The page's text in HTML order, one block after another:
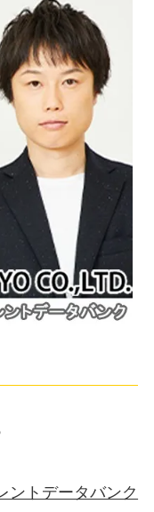
ントデータバンク